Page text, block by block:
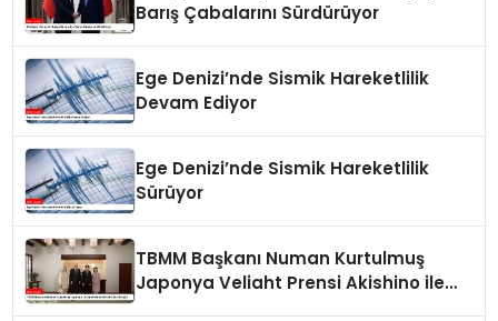
Barış Çabalarını Sürdürüyor
Ege Denizi’nde Sismik Hareketlilik
Devam Ediyor
Ege Denizi’nde Sismik Hareketlilik
Sürüyor
TBMM Başkanı Numan Kurtulmuş
Japonya Veliaht Prensi Akishino ile